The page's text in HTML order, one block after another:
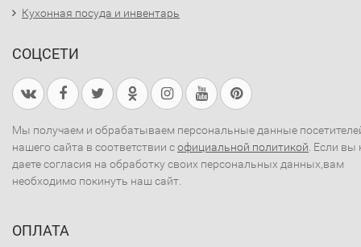
Кухонная посуда и инвентарь
СОЦСЕТИ
Мы получаем и обрабатываем персональные данные
нашего сайта в соответствии софициальной политикой . Если вы
даете согласия на обработку своих персональных данных,вам
необходимо покинуть наш сайт.
ОПЛАТА